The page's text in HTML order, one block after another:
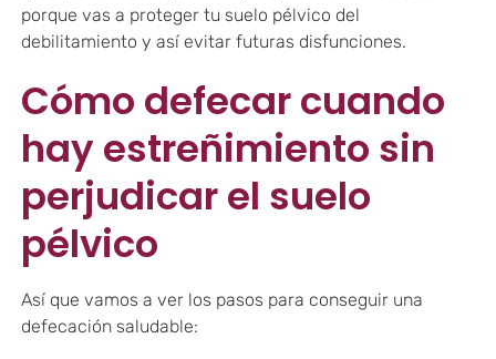
porque vas a proteger tu suelo pélvico del
debilitamiento y así evitar futuras disfunciones.
Cómo defecar cuando
hay estreñimiento sin
perjudicar el suelo
pélvico
Así que vamos a ver los pasos para conseguir una
defecación saludable: